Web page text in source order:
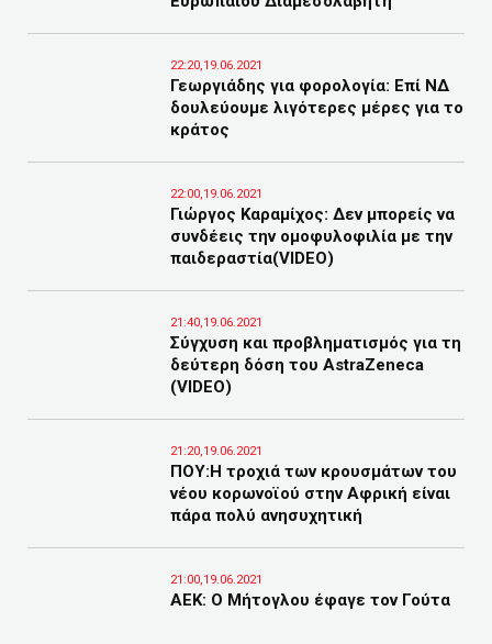
22:20,19.06.2021
Γεωργιάδης για φορολογία: Επί ΝΔ
δουλεύουμε λιγότερες μέρες για το
κράτος
22:00,19.06.2021
Γιώργος Καραμίχος: Δεν μπορείς να
συνδέεις την ομοφυλοφιλία με την
παιδεραστία(VIDEO)
21:40,19.06.2021
Σύγχυση και προβληματισμός για τη
δεύτερη δόση του AstraZeneca
(VIDEO)
21:20,19.06.2021
ΠΟΥ:Η τροχιά των κρουσμάτων του
νέου κορωνοϊού στην Αφρική είναι
πάρα πολύ ανησυχητική
21:00,19.06.2021
ΑΕΚ: Ο Μήτογλου έφαγε τον Γούτα